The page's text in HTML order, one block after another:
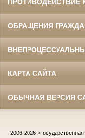
ПРОТИВОДЕЙСТВИЕ
ОБРАЩЕНИЯ
КАРТА САЙТА
ОБЫЧНАЯ ВЕРСИЯ
2006-2026